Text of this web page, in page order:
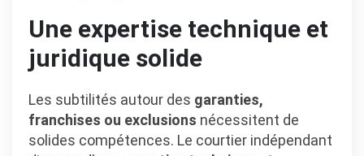
Une expertise technique et
juridique solide
Les subtilités autour des garanties,
franchises ou exclusions nécessitent de
solides compétences. Le courtier indépendant